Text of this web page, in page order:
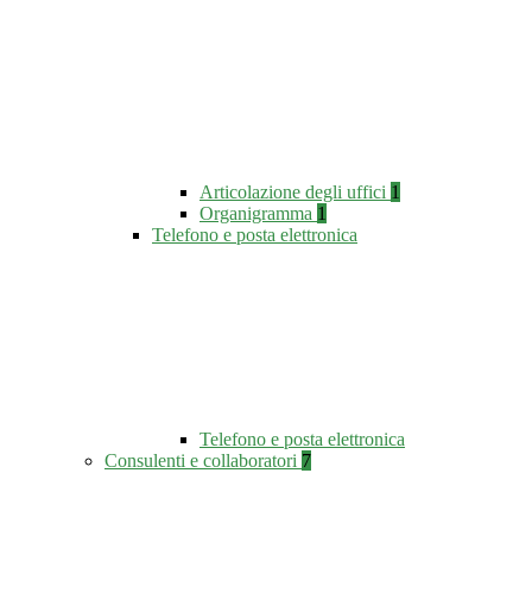
Articolazione degli uffici 1
Organigramma 1
Telefono e posta elettronica
Telefono e posta elettronica
Consulenti e collaboratori 7